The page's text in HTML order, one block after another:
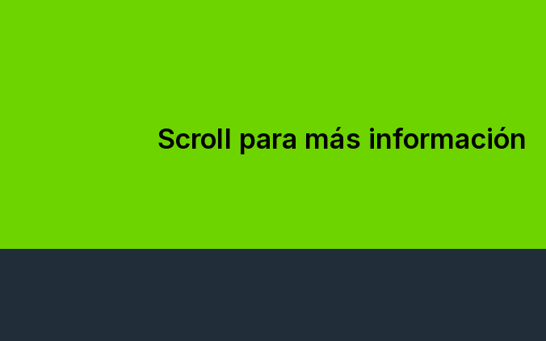
Scroll para más información